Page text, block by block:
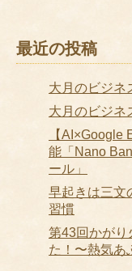
最近の投稿
大月のビジ
大月のビジネ
【AI×Google
能「Nano
ール」
早起きは三文
習慣
第43回かがり
た！〜熱気あ